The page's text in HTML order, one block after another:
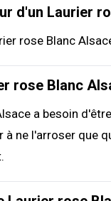
d'un Laurier
rose Blanc
rose Blanc
a besoin
à ne l'arroser que